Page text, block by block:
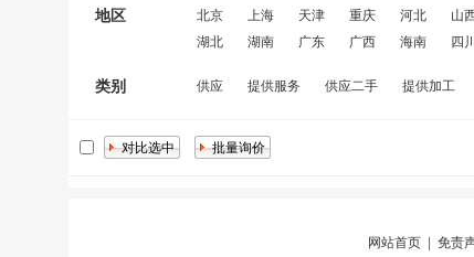
地区 北京 上海 天津 重庆 河北 山
湖北
湖南 广东 广西 海南 四川
类别 供应 提供服务 供应二手 提供加工
网站首页 免责